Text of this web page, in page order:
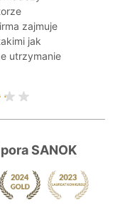
zajmuje
jak
utrzymanie
SANOK